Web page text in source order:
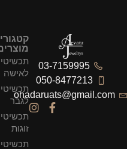
03-7159995
050-8477213
ohadaruats@gmail.com
לאישה
לגבר
תכשיטי
זוגות